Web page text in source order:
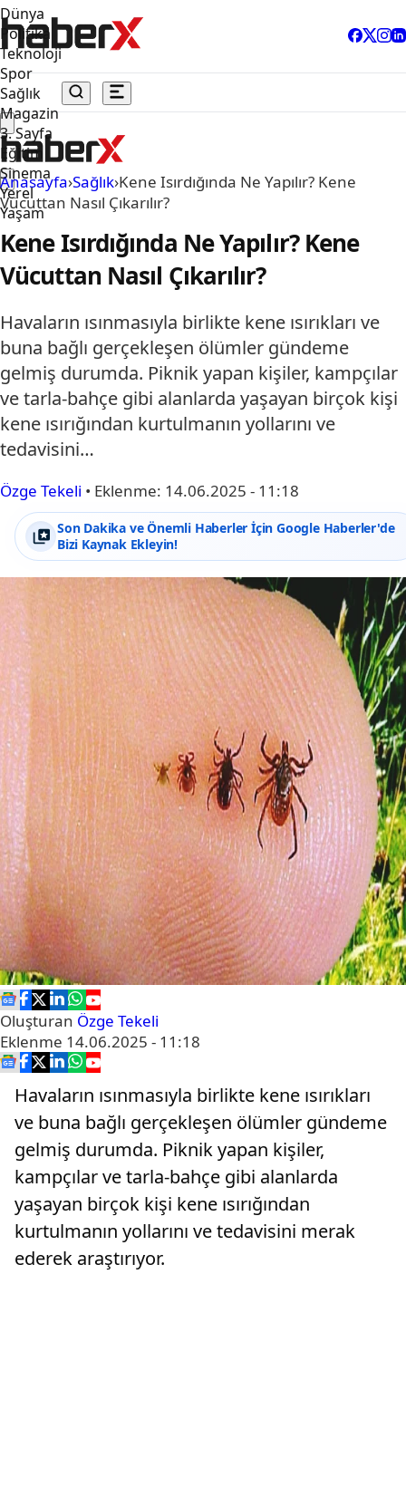
Dünya
Politika
Teknoloji
Spor
Sağlık
Magazin
3. Sayfa
Eğitim
Sinema
Yerel
Yaşam
Anasayfa›Sağlık›Kene Isırdığında Ne Yapılır? Kene
Vücuttan Nasıl Çıkarılır?
Kene Isırdığında Ne Yapılır? Kene
Vücuttan Nasıl Çıkarılır?
Havaların ısınmasıyla birlikte kene ısırıkları ve
buna bağlı gerçekleşen ölümler gündeme
gelmiş durumda. Piknik yapan kişiler, kampçılar
ve tarla-bahçe gibi alanlarda yaşayan birçok kişi
kene ısırığından kurtulmanın yollarını ve
tedavisini…
Özge Tekeli • Eklenme: 14.06.2025 - 11:18
Son Dakika ve Önemli Haberler İçin Google Haberler'de
Bizi Kaynak Ekleyin!
Oluşturan Özge Tekeli
Eklenme 14.06.2025 - 11:18
Havaların ısınmasıyla birlikte kene ısırıkları
ve buna bağlı gerçekleşen ölümler gündeme
gelmiş durumda. Piknik yapan kişiler,
kampçılar ve tarla-bahçe gibi alanlarda
yaşayan birçok kişi kene ısırığından
kurtulmanın yollarını ve tedavisini merak
ederek araştırıyor.